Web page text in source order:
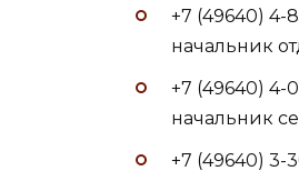
+7 (49640)
начальник
+7 (49640) 4-
начальник
+7 (49640) 3-